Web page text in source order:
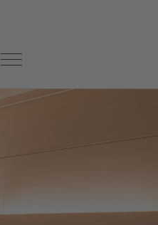
Hauptnavigation öffnen